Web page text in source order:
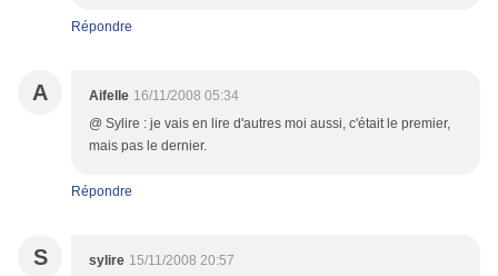
Répondre
A Aifelle 16/11/2008 05:34
@ Sylire : je vais en lire d'autres moi aussi, c'était le premier,
mais pas le dernier.
Répondre
S sylire 15/11/2008 20:57